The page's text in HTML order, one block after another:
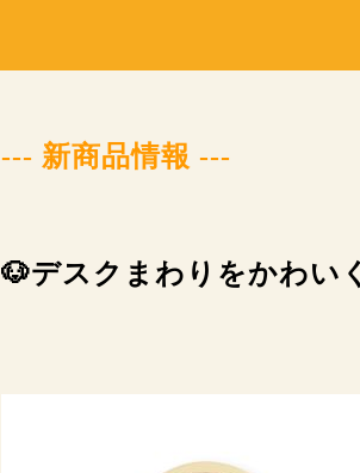
--- 新商品情報 ---
🐶デスクまわりをかわい